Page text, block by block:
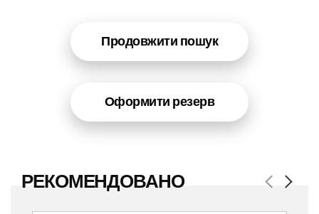
Продовжити пошук
Оформити резерв
РЕКОМЕНДОВАНО Previous
Next